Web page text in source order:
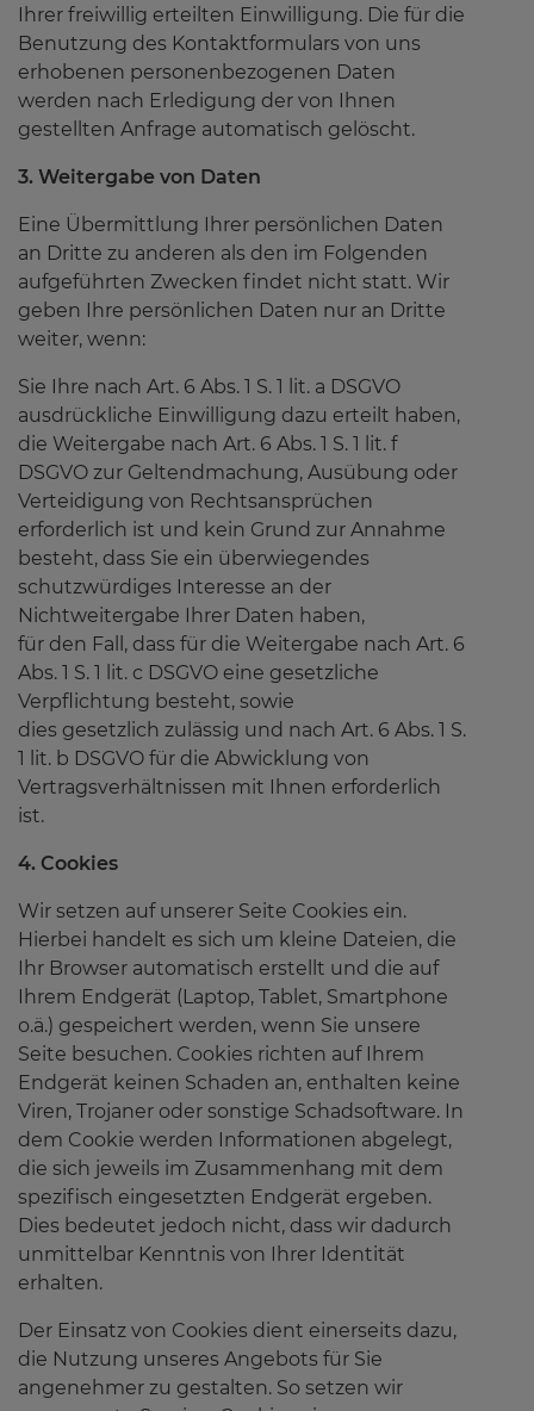
Ihrer freiwillig erteilten Einwilligung. Die für die
Benutzung des Kontaktformulars von uns
erhobenen personenbezogenen Daten
werden nach Erledigung der von Ihnen
gestellten Anfrage automatisch gelöscht.
3. Weitergabe von Daten
Eine Übermittlung Ihrer persönlichen Daten
an Dritte zu anderen als den im Folgenden
aufgeführten Zwecken findet nicht statt. Wir
geben Ihre persönlichen Daten nur an Dritte
weiter, wenn:
Sie Ihre nach Art. 6 Abs. 1 S. 1 lit. a DSGVO
ausdrückliche Einwilligung dazu erteilt haben,
die Weitergabe nach Art. 6 Abs. 1 S. 1 lit. f
DSGVO zur Geltendmachung, Ausübung oder
Verteidigung von Rechtsansprüchen
erforderlich ist und kein Grund zur Annahme
besteht, dass Sie ein überwiegendes
schutzwürdiges Interesse an der
Nichtweitergabe Ihrer Daten haben,
für den Fall, dass für die Weitergabe nach Art. 6
Abs. 1 S. 1 lit. c DSGVO eine gesetzliche
Verpflichtung besteht, sowie
dies gesetzlich zulässig und nach Art. 6 Abs. 1 S.
1 lit. b DSGVO für die Abwicklung von
Vertragsverhältnissen mit Ihnen erforderlich
ist.
4. Cookies
Wir setzen auf unserer Seite Cookies ein.
Hierbei handelt es sich um kleine Dateien, die
Ihr Browser automatisch erstellt und die auf
Ihrem Endgerät (Laptop, Tablet, Smartphone
o.ä.) gespeichert werden, wenn Sie unsere
Seite besuchen. Cookies richten auf Ihrem
Endgerät keinen Schaden an, enthalten keine
Viren, Trojaner oder sonstige Schadsoftware. In
dem Cookie werden Informationen abgelegt,
die sich jeweils im Zusammenhang mit dem
spezifisch eingesetzten Endgerät ergeben.
Dies bedeutet jedoch nicht, dass wir dadurch
unmittelbar Kenntnis von Ihrer Identität
erhalten.
Der Einsatz von Cookies dient einerseits dazu,
die Nutzung unseres Angebots für Sie
angenehmer zu gestalten. So setzen wir